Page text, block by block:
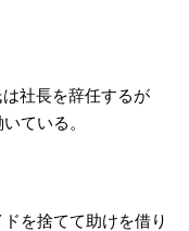
社長を辞任するが
ている。
を捨てて助けを借り